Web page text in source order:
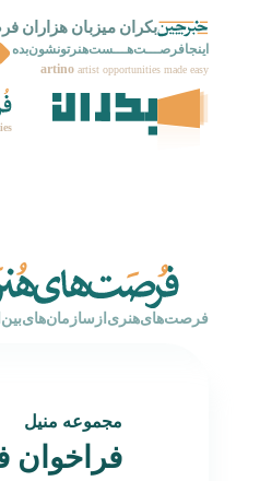
بکران راه اندازی شد
اینجافرصـــت‌هـــست‌هنرتونشون‌بده
artino artist opportunities made easy
مجموعه منیل
فراخوان